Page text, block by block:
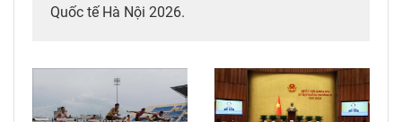
Quốc tế Hà Nội 2026.